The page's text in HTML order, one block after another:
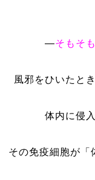
―そもそ
風邪をひいたと
体内に侵
その免疫細胞が「